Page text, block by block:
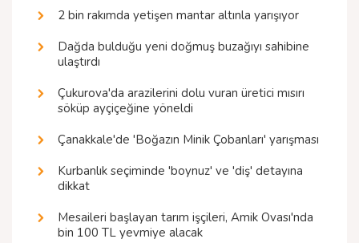
2 bin rakımda yetişen mantar altınla yarışıyor
Dağda bulduğu yeni doğmuş buzağıyı sahibine
ulaştırdı
Çukurova'da arazilerini dolu vuran üretici mısırı
söküp ayçiçeğine yöneldi
Çanakkale'de 'Boğazın Minik Çobanları' yarışması
Kurbanlık seçiminde 'boynuz' ve 'diş' detayına
dikkat
Mesaileri başlayan tarım işçileri, Amik Ovası'nda
bin 100 TL yevmiye alacak